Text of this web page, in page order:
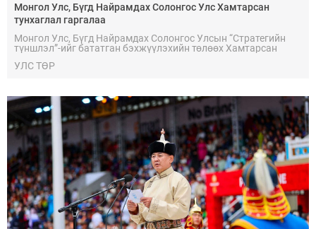
Монгол Улс, Бүгд Найрамдах Солонгос Улс Хамтарсан
тунхаглал гаргалаа
Монгол Улс, Бүгд Найрамдах Солонгос Улсын “Стратегийн
түншлэл”-ийг бататган бэхжүүлэхийн төлөөх Хамтарсан
УЛС ТӨР